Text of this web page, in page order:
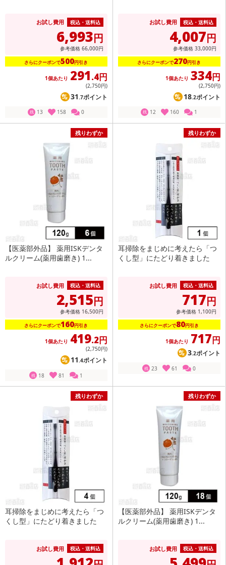
お試し費用 税込・送料込
6,993円
参考価格 66,000円
さらにクーポンで500円引き
1個あたり 291.4円
(2,750円)
31.7ポイント
残 13 158 0
お試し費用 税込・送料込
4,007円
参考価格 33,000円
さらにクーポンで270円引き
1個あたり 334円
(2,750円)
18.2ポイント
残 12 160 1
残りわずか
【医薬部外品】 薬用ISKデンタ
ルクリーム(薬用歯磨き) 1...
お試し費用 税込・送料込
2,515円
参考価格 16,500円
さらにクーポンで160円引き
1個あたり 419.2円
(2,750円)
11.4ポイント
残 18 81 1
残りわずか
耳掃除をまじめに考えたら「つ
くし型」にたどり着きました
お試し費用 税込・送料込
717円
参考価格 1,100円
さらにクーポンで80円引き
1個あたり 717円
3.2ポイント
残 23 61 0
残りわずか
耳掃除をまじめに考えたら「つ
くし型」にたどり着きました
お試し費用 税込・送料込
残りわずか
【医薬部外品】 薬用ISKデンタ
ルクリーム(薬用歯磨き) 1...
お試し費用 税込・送料込